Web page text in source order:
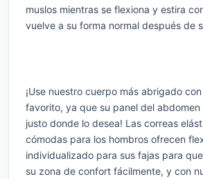
muslos mientras se flexiona y estira
vuelve a su forma normal después de
¡Use nuestro cuerpo más abrigado
favorito, ya que su panel del
justo donde lo desea! Las correas
cómodas para los hombros ofrecen
individualizado para sus fajas para
su zona de confort fácilmente, y con